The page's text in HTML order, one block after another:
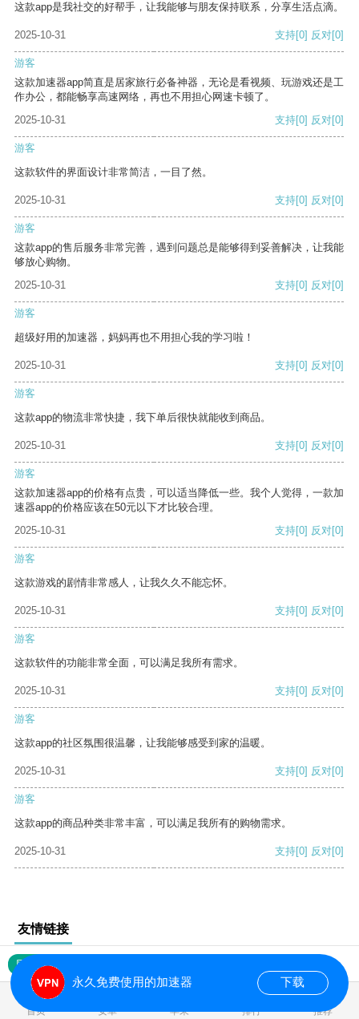
这款app是我社交的好帮手，让我能够与朋友保持联系，分享生活点滴。
2025-10-31 支持[0] 反对[0]
游客
这款加速器app简直是居家旅行必备神器，无论是看视频、玩游戏还是工
作办公，都能畅享高速网络，再也不用担心网速卡顿了。
2025-10-31
支持[0] 反对[0]
游客
这款软件的界面设计非常简洁，一目了然。
2025-10-31 支持[0] 反对[0]
游客
这款app的售后服务非常完善，遇到问题总是能够得到妥善解决，让我能
够放心购物。
2025-10-31
支持[0] 反对[0]
游客
超级好用的加速器，妈妈再也不用担心我的学习啦！
2025-10-31 支持[0] 反对[0]
游客
这款app的物流非常快捷，我下单后很快就能收到商品。
2025-10-31 支持[0] 反对[0]
游客
这款加速器app的价格有点贵，可以适当降低一些。我个人觉得，一款加
速器app的价格应该在50元以下才比较合理。
2025-10-31
支持[0] 反对[0]
游客
这款游戏的剧情非常感人，让我久久不能忘怀。
2025-10-31 支持[0] 反对[0]
游客
这款软件的功能非常全面，可以满足我所有需求。
2025-10-31 支持[0] 反对[0]
游客
这款app的社区氛围很温馨，让我能够感受到家的温暖。
2025-10-31 支持[0] 反对[0]
游客
这款app的商品种类非常丰富，可以满足我所有的购物需求。
2025-10-31 支持[0] 反对[0]
友情链接
网站地图
首页 安卓 苹果 排行 推荐
永久免费使用的加速器 下载
0.017669s